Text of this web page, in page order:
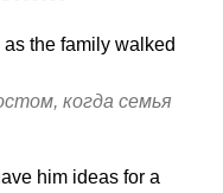
the family walked
когда семья
him ideas for a